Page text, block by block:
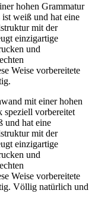
hohen Grammatur
weiß und hat eine
mit der
einzigartige
und
Weise vorbereitete
mit einer hohen
speziell vorbereitet
und hat eine
mit der
einzigartige
und
Weise vorbereitete
Völlig natürlich und